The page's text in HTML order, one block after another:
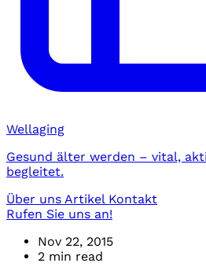
Wellaging
Gesund älter werden – vital,
begleitet.
Über uns Artikel Kontakt
Rufen Sie uns an!
Nov 22, 2015
2 min read